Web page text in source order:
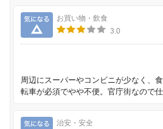
気になる
お買い物・飲食
3.0
周辺にスーパーやコンビニが少なく、
転車が必須でやや不便。官庁街なので仕
気になる
治安・安全